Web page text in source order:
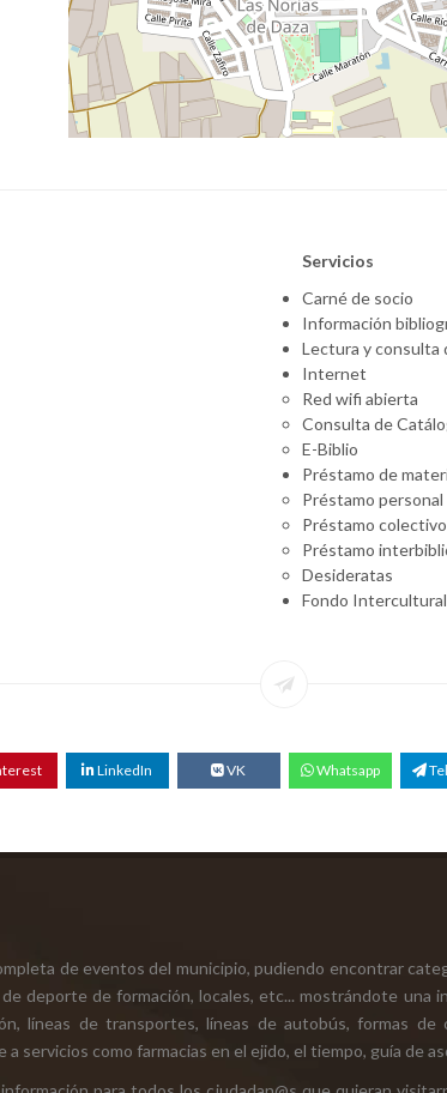
Servicios
Carné de socio
Información
Lectura y consulta
Internet
Red wifi abierta
Consulta de
E-Biblio
Préstamo de
Préstamo personal
Préstamo colectivo
Préstamo
Desideratas
Fondo Intercultural
LinkedIn VK Whatsapp
de eventos del municipio, pudiendo encontrar
deporte de formación, locales, etc... mostrándote una
líneas de transportes, líneas de autobús, formas
servicios como farmacias en el ejido, el tiempo, guía de